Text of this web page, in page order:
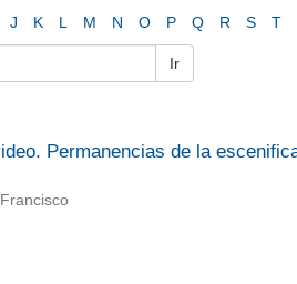
J K L M N O P Q R S T
Ir
Permanencias de la